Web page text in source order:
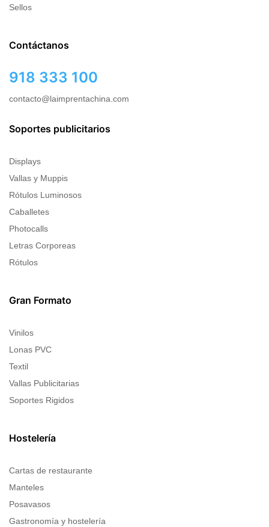
Sellos
Contáctanos
918 333 100
contacto@laimprentachina.com
Soportes publicitarios
Displays
Vallas y Muppis
Rótulos Luminosos
Caballetes
Photocalls
Letras Corporeas
Rótulos
Gran Formato
Vinilos
Lonas PVC
Textil
Vallas Publicitarias
Soportes Rigidos
Hostelería
Cartas de restaurante
Manteles
Posavasos
Gastronomía y hostelería